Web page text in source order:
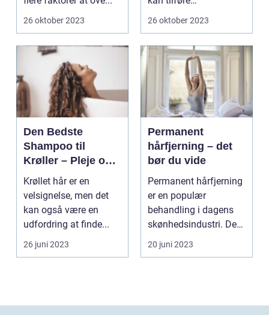
26 oktober 2023
personlighed og stil til
26 oktober 2023
Den Bedste
Shampoo til
Krøller – Pleje og
Definition til Dine
Smukke Lokker
Krøllet hår er en
velsignelse, men det
kan også være en
udfordring at finde...
26 juni 2023
Permanent
hårfjerning – det
bør du vide
Permanent hårfjerning
er en populær
behandling i dagens
skønhedsindustri. De
fles...
20 juni 2023